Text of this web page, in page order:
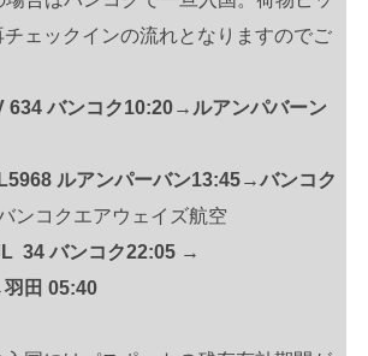
ェックインの流れとなりますのでご
634 バンコク10:20→ルアンパバーン
ルアンパーバン13:45→バンコク
コクエアウェイズ航空
34 バンコク22:05 →
田 05:40